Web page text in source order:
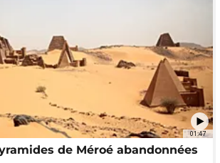
01:47
de Méroé abandonnées